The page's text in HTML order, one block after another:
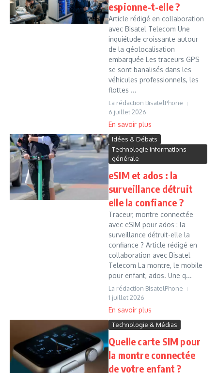
espionne-t-elle ?
Article rédigé en collaboration
avec Bisatel Telecom Une
inquiétude croissante autour
de la géolocalisation
embarquée Les traceurs GPS
se sont banalisés dans les
véhicules professionnels, les
flottes ...
La rédaction BisatelPhone
6 juillet 2026
Idées & Débats
Technologie informations
générale
eSIM et ados : la
surveillance détruit
elle la confiance ?
Traceur, montre connectée
avec eSIM pour ados : la
surveillance détruit-elle la
confiance ? Article rédigé en
collaboration avec Bisatel
Telecom La montre, le mobile
pour enfant, ados. Une q...
La rédaction BisatelPhone
1 juillet 2026
Technologie & Médias
Quelle carte SIM pour
la montre connectée
de votre enfant ?